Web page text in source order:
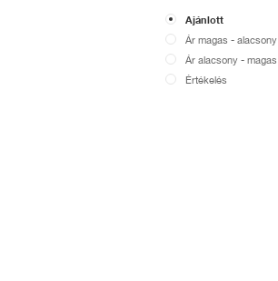
Ajánlott
Ár magas - alacsony
Ár alacsony - magas
Értékelés